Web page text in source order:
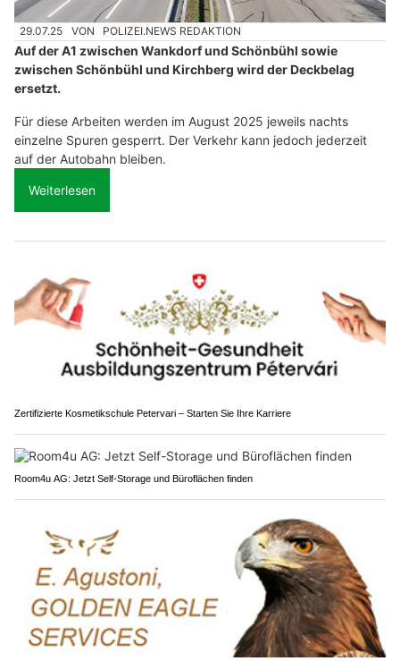
29.07.25 VON POLIZEI.NEWS REDAKTION
Auf der A1 zwischen Wankdorf und Schönbühl sowie
zwischen Schönbühl und Kirchberg wird der Deckbelag
ersetzt.
Für diese Arbeiten werden im August 2025 jeweils nachts
einzelne Spuren gesperrt. Der Verkehr kann jedoch jederzeit
auf der Autobahn bleiben.
Weiterlesen
Zertifizierte Kosmetikschule Petervari – Starten Sie Ihre Karriere
Room4u AG: Jetzt Self-Storage und Büroflächen finden